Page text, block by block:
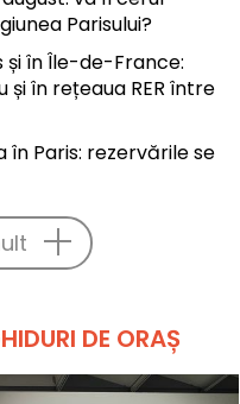
Parisului?
și în Île-de-France:
în rețeaua RER între
în Paris: rezervările se
DE ORAȘ